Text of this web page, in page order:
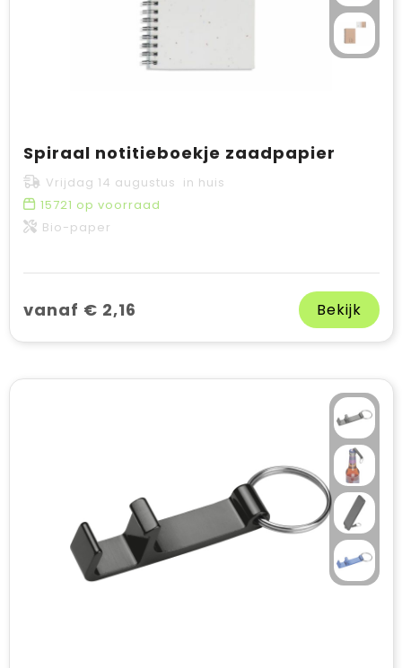
Spiraal notitieboekje zaadpapier
Vrijdag 14 augustus in huis
15721 op voorraad
Bio-paper
vanaf € 2,16 Bekijk